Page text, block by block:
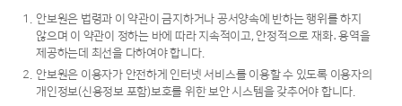
1.
안보원은 법령과 이 약관이 금지하거나 공서양속에 반하는 행위를 하지
않으며 이 약관이 정하는 바에 따라 지속적이고, 안정적으로 재화․용역을
제공하는데 최선을 다하여야 합니다.
2.
안보원은 이용자가 안전하게 인터넷 서비스를 이용할 수 있도록 이용자의
개인정보(신용정보 포함)보호를 위한 보안 시스템을 갖추어야 합니다.